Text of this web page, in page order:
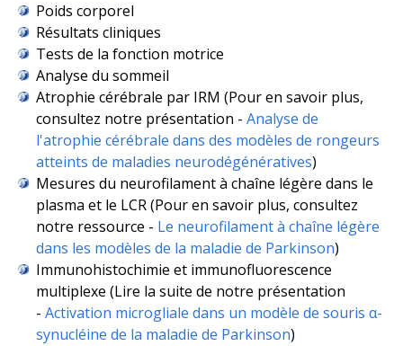
Poids corporel
Résultats cliniques
Tests de la fonction motrice
Analyse du sommeil
Atrophie cérébrale par IRM (Pour en savoir plus,
consultez notre présentation - Analyse de
l'atrophie cérébrale dans des modèles de rongeurs
atteints de maladies neurodégénératives)
Mesures du neurofilament à chaîne légère dans le
plasma et le LCR (Pour en savoir plus, consultez
notre ressource - Le neurofilament à chaîne légère
dans les modèles de la maladie de Parkinson)
Immunohistochimie et immunofluorescence
multiplexe (Lire la suite de notre présentation
- Activation microgliale dans un modèle de souris α-
synucléine de la maladie de Parkinson)